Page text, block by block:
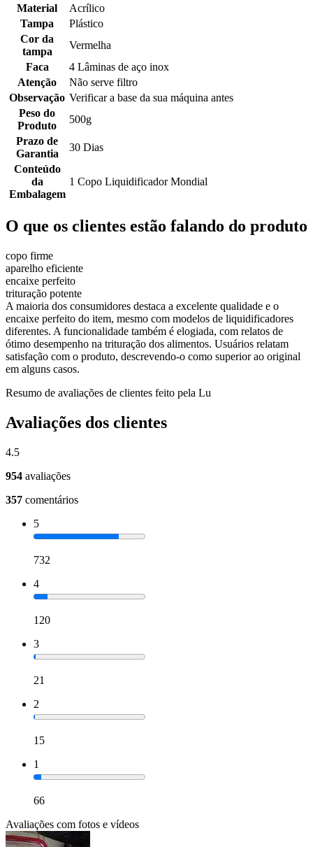
Material
Acrílico
Tampa
Plástico
Cor da
tampa
Vermelha
Faca
4 Lâminas de aço inox
Atenção
Não serve filtro
Observação Verificar a base da sua máquina antes
Peso do
Produto
500g
Prazo de
Garantia
30 Dias
Conteúdo
da
Embalagem
1 Copo Liquidificador Mondial
O que os clientes estão falando do produto
copo firme
aparelho eficiente
encaixe perfeito
trituração potente
A maioria dos consumidores destaca a excelente qualidade e o
encaixe perfeito do item, mesmo com modelos de liquidificadores
diferentes. A funcionalidade também é elogiada, com relatos de
ótimo desempenho na trituração dos alimentos. Usuários relatam
satisfação com o produto, descrevendo-o como superior ao original
em alguns casos.
Resumo de avaliações de clientes feito pela Lu
Avaliações dos clientes
4.5
954 avaliações
357 comentários
5
732
4
120
3
21
2
15
1
66
Avaliações com fotos e vídeos